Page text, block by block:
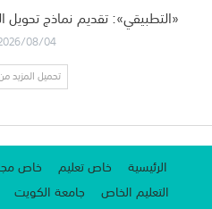
«التطبيقي»: تقديم نماذج
08/04
تحميل المزيد
الرئيسية خاص تعليم خاص
التعليم الخاص
جامعة الكويت